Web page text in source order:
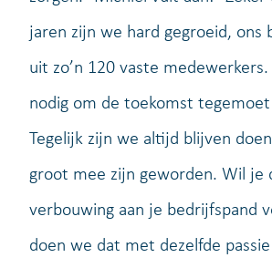
jaren zijn we hard gegroeid, ons
uit zo’n 120 vaste
nodig om de toekomst
Tegelijk zijn we altijd blijven
groot mee zijn geworden. Wil je
verbouwing aan je bedrijfspand
doen we dat met dezelfde